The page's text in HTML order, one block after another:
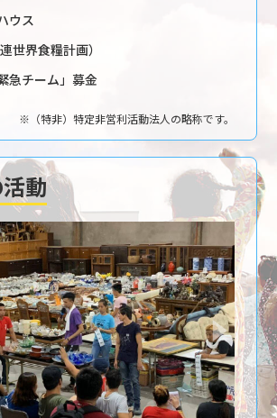
ウス
世界食糧計画）
急チーム」募金
※（特非）特定非営利活動法人の略称です。
動